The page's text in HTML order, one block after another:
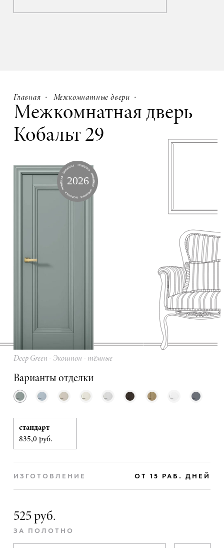
ИЗГОТОВЛЕНИЕ ОТ 15 РАБ. ДНЕЙ
525 руб.
ЗА ПОЛОТНО
Главная Межкомнатные двери
Межкомнатная дверь
Кобальт 29
Deep Green - Экошпон - тёмные
Варианты отделки
стандарт
835,0 руб.